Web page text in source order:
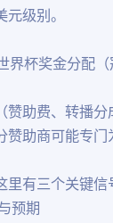
元级别。
界杯奖金分配
赞助费、转播分
赞助商可能专
有三个关键信
预期